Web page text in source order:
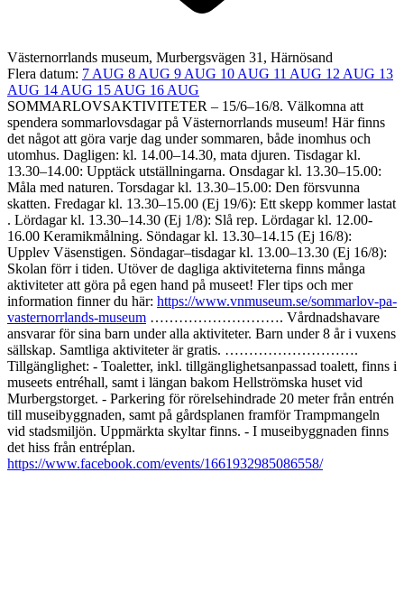
Västernorrlands museum, Murbergsvägen 31, Härnösand
Flera datum: 7 AUG 8 AUG 9 AUG 10 AUG 11 AUG 12 AUG 13
AUG 14 AUG 15 AUG 16 AUG
SOMMARLOVSAKTIVITETER – 15/6–16/8. Välkomna att
spendera sommarlovsdagar på Västernorrlands museum! Här finns
det något att göra varje dag under sommaren, både inomhus och
utomhus. Dagligen: kl. 14.00–14.30, mata djuren. Tisdagar kl.
13.30–14.00: Upptäck utställningarna​. Onsdagar kl. 13.30–15.00:
Måla med naturen. Torsdagar kl. 13.30–15.00: Den försvunna
skatten​​. Fredagar kl. 13.30–15.00 (Ej 19/6): Ett skepp kommer lastat​
. Lördagar kl. 13.30–14.30 (Ej 1/8): Slå rep​​. Lördagar kl. 12.00-
16.00 Keramikmålning. Söndagar kl. 13.30–14.15 (Ej 16/8):
Upplev Väsenstigen. Söndagar–tisdagar kl. 13.00–13.30 (Ej 16/8):
Skolan förr i tiden​​. Utöver de dagliga aktiviteterna finns många
aktiviteter att göra på egen hand på museet! Fler tips och mer
information finner du här: https://www.vnmuseum.se/sommarlov-pa-
vasternorrlands-museum ………………………. Vårdnadshavare
ansvarar för sina barn under alla aktiviteter. Barn under 8 år i vuxens
sällskap. Samtliga aktiviteter är gratis. ……………………….
Tillgänglighet: - Toaletter, inkl. tillgänglighetsanpassad toalett, finns i
museets entréhall, samt i längan bakom Hellströmska huset vid
Murbergstorget. - Parkering för rörelsehindrade 20 meter från entrén
till museibyggnaden, samt på gårdsplanen framför Trampmangeln
vid stadsmiljön. Uppmärkta skyltar finns. - I museibyggnaden finns
det hiss från entréplan.
https://www.facebook.com/events/1661932985086558/